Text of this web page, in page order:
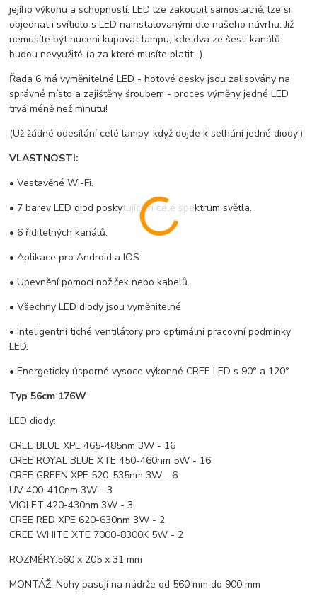
jejího výkonu a schopností. LED lze zakoupit samostatně, lze si
objednat i svítidlo s LED nainstalovanými dle našeho návrhu. Již
nemusíte být nuceni kupovat lampu, kde dva ze šesti kanálů
budou nevyužité (a za které musíte platit...).
Řada 6 má vyměnitelné LED - hotové desky jsou zalisovány na
správné místo a zajištěny šroubem - proces výměny jedné LED
trvá méně než minutu!
(Už žádné odesílání celé lampy, když dojde k selhání jedné diody!)
VLASTNOSTI:
• Vestavěné Wi-Fi.
• 7 barev LED diod poskytujících celé spektrum světla.
• 6 řiditelných kanálů.
• Aplikace pro Android a IOS.
• Upevnění pomocí nožiček nebo kabelů.
• Všechny LED diody jsou vyměnitelné
• Inteligentní tiché ventilátory pro optimální pracovní podmínky
LED.
• Energeticky úsporné vysoce výkonné CREE LED s 90° a 120°
Typ 56cm 176W
LED diody:
CREE BLUE XPE 465-485nm 3W - 16
CREE ROYAL BLUE XTE 450-460nm 5W - 16
CREE GREEN XPE 520-535nm 3W - 6
UV 400-410nm 3W - 3
VIOLET 420-430nm 3W - 3
CREE RED XPE 620-630nm 3W - 2
CREE WHITE XTE 7000-8300K 5W - 2
ROZMĚRY:560 x 205 x 31 mm
MONTÁŽ: Nohy pasují na nádrže od 560 mm do 900 mm